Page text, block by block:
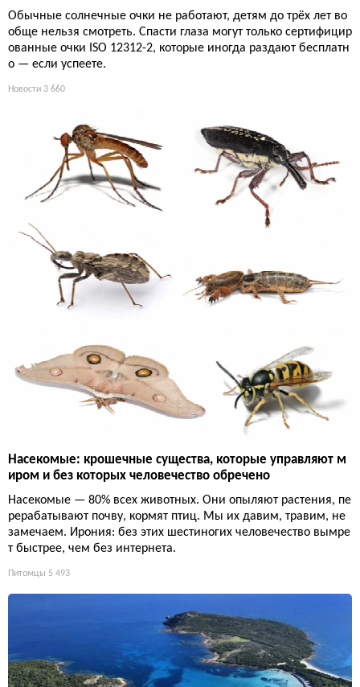
Обычные солнечные очки не работают, детям до трёх лет во
обще нельзя смотреть. Спасти глаза могут только сертифицир
ованные очки ISO 12312-2, которые иногда раздают бесплатн
о — если успеете.
Новости 3 660
Насекомые: крошечные существа, которые управляют м
иром и без которых человечество обречено
Насекомые — 80% всех животных. Они опыляют растения, пе
рерабатывают почву, кормят птиц. Мы их давим, травим, не
замечаем. Ирония: без этих шестиногих человечество вымре
т быстрее, чем без интернета.
Питомцы 5 493